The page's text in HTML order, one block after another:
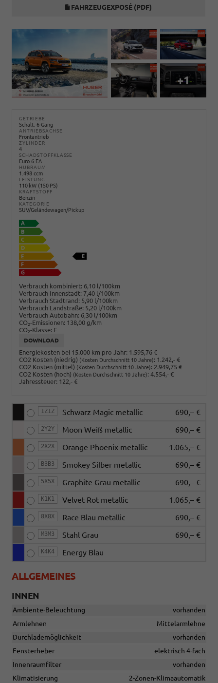
FAHRZEUGEXPOSÉ (PDF)
+1
GETRIEBE
Schalt. 6-Gang
ANTRIEBSACHSE
Frontantrieb
ZYLINDER
4
SCHADSTOFFKLASSE
Euro 6 EA
HUBRAUM
1.498 ccm
LEISTUNG
110 kW (150 PS)
KRAFTSTOFF
Benzin
KATEGORIE
SUV/Geländewagen/Pickup
Verbrauch kombiniert: 6,10 l/100km
Verbrauch Innenstadt: 7,40 l/100km
Verbrauch Stadtrand: 5,90 l/100km
Verbrauch Landstraße: 5,20 l/100km
Verbrauch Autobahn: 6,30 l/100km
CO2-Emissionen: 138,00 g/km
CO2-Klasse: E
DOWNLOAD
Energiekosten bei 15.000 km pro Jahr: 1.595,76 €
CO2 Kosten (niedrig) (Kosten Durchschnitt 10 Jahre): 1.242,- €
CO2 Kosten (mittel) (Kosten Durchschnitt 10 Jahre): 2.949,75 €
CO2 Kosten (hoch) (Kosten Durchschnitt 10 Jahre): 4.554,- €
Jahressteuer: 122,- €
1Z1Z Schwarz Magic metallic 690,– €
2Y2Y Moon Weiß metallic 690,– €
2X2X Orange Phoenix metallic 1.065,– €
B3B3 Smokey Silber metallic 690,– €
5X5X Graphite Grau metallic 690,– €
K1K1 Velvet Rot metallic 1.065,– €
8X8X Race Blau metallic 690,– €
M3M3 Stahl Grau 690,– €
K4K4 Energy Blau
ALLGEMEINES
INNEN
Ambiente-Beleuchtung
vorhanden
Armlehnen
Mittelarmlehne
Durchlademöglichkeit
vorhanden
Fensterheber
elektrisch 4-fach
Innenraumfilter
vorhanden
Klimatisierung
2-Zonen-Klimaautomatik